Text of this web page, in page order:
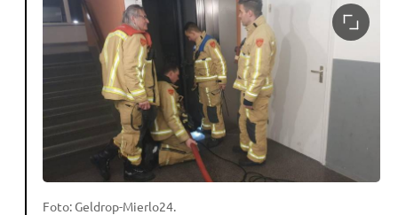
Foto: Geldrop-Mierlo24.